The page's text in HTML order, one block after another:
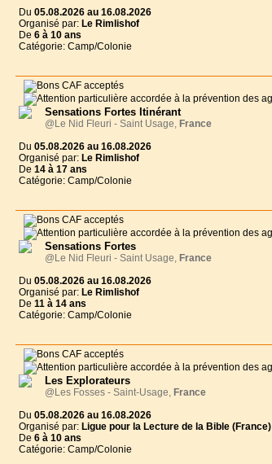
Du 05.08.2026 au 16.08.2026
Organisé par: Le Rimlishof
De 6 à 10 ans
Catégorie: Camp/Colonie
Sensations Fortes Itinérant
@Le Nid Fleuri - Saint Usage, France
Du 05.08.2026 au 16.08.2026
Organisé par: Le Rimlishof
De 14 à 17 ans
Catégorie: Camp/Colonie
Sensations Fortes
@Le Nid Fleuri - Saint Usage, France
Du 05.08.2026 au 16.08.2026
Organisé par: Le Rimlishof
De 11 à 14 ans
Catégorie: Camp/Colonie
Les Explorateurs
@Les Fosses - Saint-Usage, France
Du 05.08.2026 au 16.08.2026
Organisé par: Ligue pour la Lecture de la Bible (France)
De 6 à 10 ans
Catégorie: Camp/Colonie